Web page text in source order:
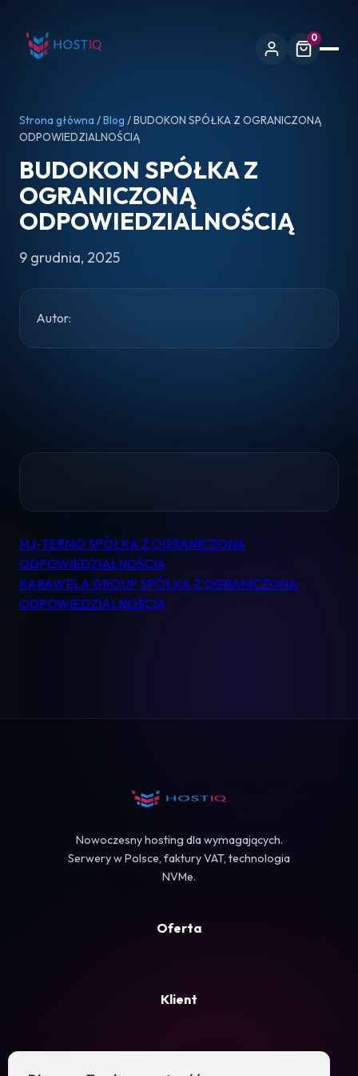
0
Pomoc
Kontakt
Strona główna /Blog / BUDOKON SPÓŁKA Z OGRANICZONĄ
ODPOWIEDZIALNOŚCIĄ
BUDOKON SPÓŁKA Z
OGRANICZONĄ
ODPOWIEDZIALNOŚCIĄ
9 grudnia, 2025
Autor:
Nawigacja
wpisu
MJ-TERMO SPÓŁKA Z OGRANICZONĄ
ODPOWIEDZIALNOŚCIĄ
KARAWELA GROUP SPÓŁKA Z OGRANICZONĄ
ODPOWIEDZIALNOŚCIĄ
Nowoczesny hosting dla wymagających.
Serwery w Polsce, faktury VAT, technologia
NVMe.
Oferta
Klient
Firma